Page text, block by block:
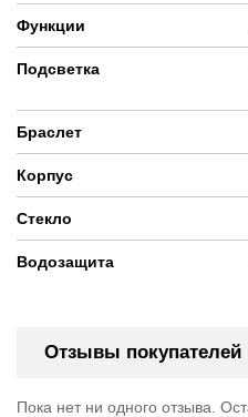
Функции
Подсветка
Браслет
Корпус
Стекло
Водозащита
Отзывы покупателей
Пока нет ни одного отзыва.